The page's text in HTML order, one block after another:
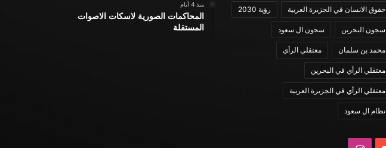
حقوق الانسان في الجزيرة العربية رؤية 2030
سجون البحرين سجون ال سعود
محمد بن سلمان معتقلي الرأي
معتقلي الرأي في البحرين
معتقلي الرأي في الجزيرة العربية
نظام ال سعود
منذ 4 أيام
المحاكمات الصورية لاسكات الاصوات
المستقلة